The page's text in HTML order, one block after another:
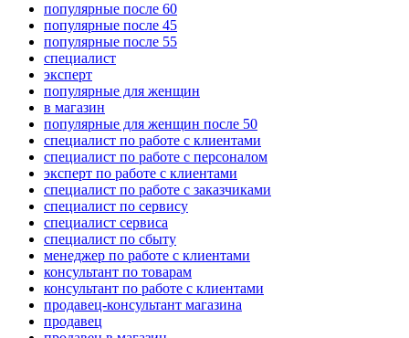
популярные после 60
популярные после 45
популярные после 55
специалист
эксперт
популярные для женщин
в магазин
популярные для женщин после 50
специалист по работе с клиентами
специалист по работе с персоналом
эксперт по работе с клиентами
специалист по работе с заказчиками
специалист по сервису
специалист сервиса
специалист по сбыту
менеджер по работе с клиентами
консультант по товарам
консультант по работе с клиентами
продавец-консультант магазина
продавец